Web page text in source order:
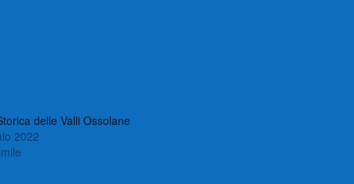
delle Valli Ossolane
2022